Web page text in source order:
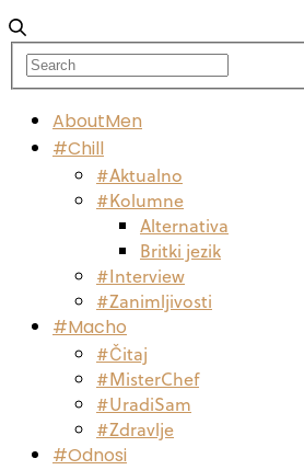
AboutMen
#Chill
#Aktualno
#Kolumne
Alternativa
Britki jezik
#Interview
#Zanimljivosti
#Macho
#Čitaj
#MisterChef
#UradiSam
#Zdravlje
#Odnosi